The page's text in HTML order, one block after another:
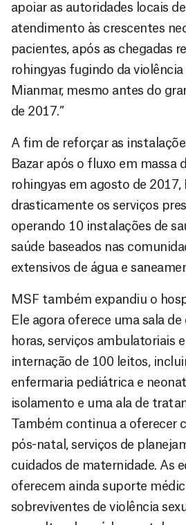
apoiar as autoridades locais
atendimento às crescentes
pacientes, após as chegadas
rohingyas fugindo da violência
Mianmar, mesmo antes do
de 2017.”
A fim de reforçar as
Bazar após o fluxo em massa
rohingyas em agosto de
drasticamente os serviços
operando 10 instalações de
saúde baseados nas
extensivos de água e
MSF também expandiu o
Ele agora oferece uma sala
horas, serviços ambulatoriais
internação de 100 leitos,
enfermaria pediátrica e
isolamento e uma ala de
Também continua a oferecer
pós-natal, serviços de
cuidados de maternidade. As
oferecem ainda suporte
sobreviventes de violência